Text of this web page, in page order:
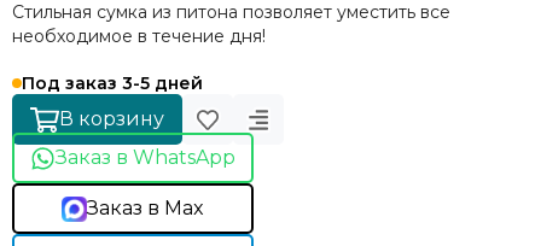
Стильная сумка из питона позволяет уместить все
необходимое в течение дня!
Под заказ 3-5 дней
В корзину
Заказ в WhatsApp
Заказ в Max